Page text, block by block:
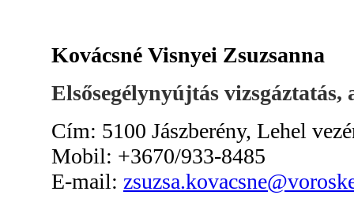
Kovácsné Visnyei Zsuzsanna
Elsősegélynyújtás
Cím: 5100 Jászberény, Lehel
Mobil: +3670/933-8485
E-mail: